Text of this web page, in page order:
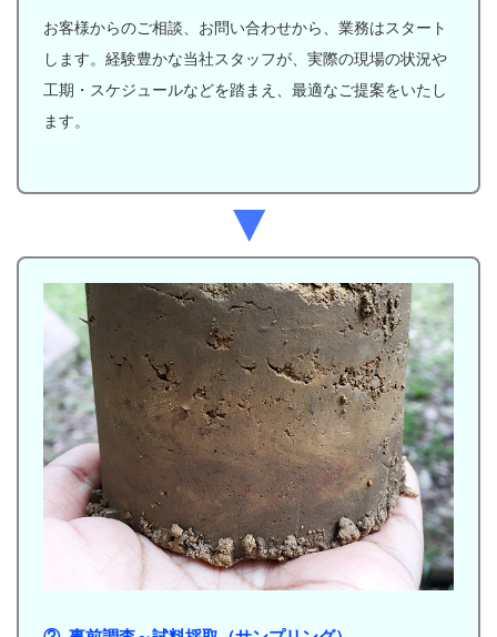
お客様からのご相談、お問い合わせから、業務はスタート
します。経験豊かな当社スタッフが、実際の現場の状況や
工期・スケジュールなどを踏まえ、最適なご提案をいたし
ます。
▼